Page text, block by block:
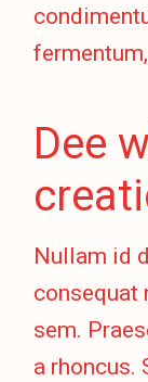
Dee
Nullam id
consequat
sem.
a rhoncus.